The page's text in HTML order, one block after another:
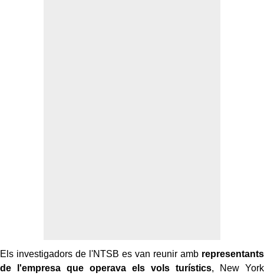
Els investigadors de l'NTSB es van reunir amb representants
de l'empresa que operava els vols turístics, New York